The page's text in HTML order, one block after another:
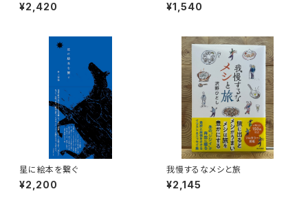
¥2,420 ¥1,540
星に絵本を繋ぐ
¥2,200
我慢するなメシと旅
¥2,145